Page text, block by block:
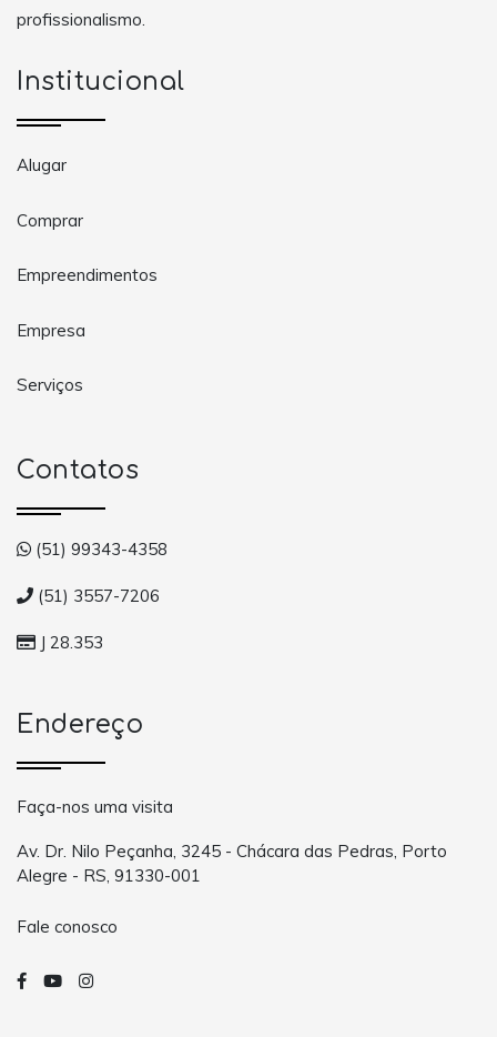
profissionalismo.
Institucional
Alugar
Comprar
Empreendimentos
Empresa
Serviços
Contatos
(51) 99343-4358
(51) 3557-7206
J 28.353
Endereço
Faça-nos uma visita
Av. Dr. Nilo Peçanha, 3245 - Chácara das Pedras, Porto
Alegre - RS, 91330-001
Fale conosco